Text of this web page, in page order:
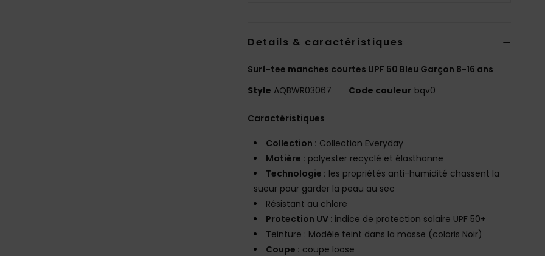
Details & caractéristiques
Surf-tee manches courtes UPF 50 Bleu Garçon 8-16 ans
Style AQBWR03067 Code couleur bqv0
Caractéristiques
Collection : Collection Everyday
Matière : polyester recyclé et élasthanne
Technologie : les propriétés anti-humidité chassent la
sueur pour garder la peau au sec
Résistant au chlore
Protection UV : indice de protection solaire UPF 50+
Teinture : Modèle teint dans la masse (coloris Noir)
Coupe : coupe loose